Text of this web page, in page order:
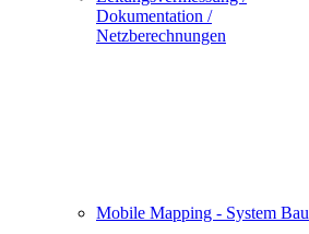
Dokumentation /
Netzberechnungen
Mobile Mapping - System Bau